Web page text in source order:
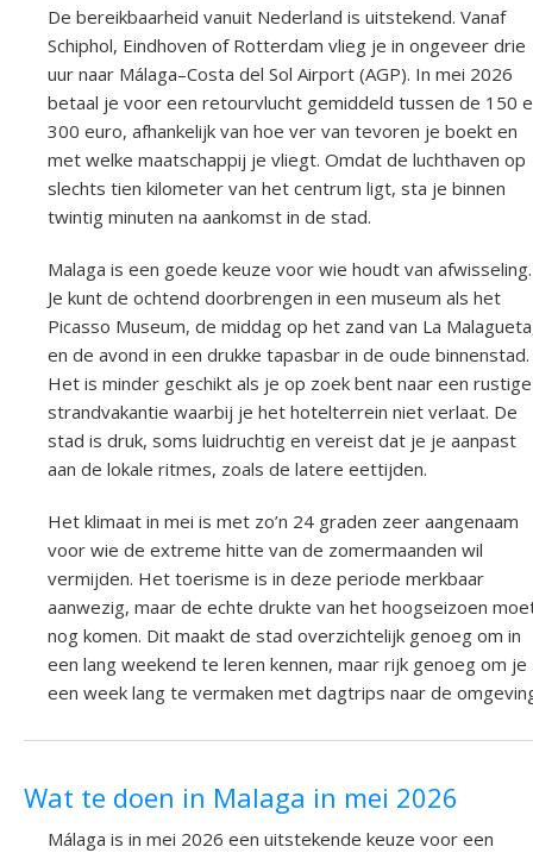
De bereikbaarheid vanuit Nederland is uitstekend. Vanaf
Schiphol, Eindhoven of Rotterdam vlieg je in ongeveer drie
uur naar Málaga–Costa del Sol Airport (AGP). In mei 2026
betaal je voor een retourvlucht gemiddeld tussen de 150
300 euro, afhankelijk van hoe ver van tevoren je boekt en
met welke maatschappij je vliegt. Omdat de luchthaven op
slechts tien kilometer van het centrum ligt, sta je binnen
twintig minuten na aankomst in de stad.
Malaga is een goede keuze voor wie houdt van afwisseling.
Je kunt de ochtend doorbrengen in een museum als het
Picasso Museum, de middag op het zand van La
en de avond in een drukke tapasbar in de oude binnenstad.
Het is minder geschikt als je op zoek bent naar een rustige
strandvakantie waarbij je het hotelterrein niet verlaat. De
stad is druk, soms luidruchtig en vereist dat je je aanpast
aan de lokale ritmes, zoals de latere eettijden.
Het klimaat in mei is met zo’n 24 graden zeer aangenaam
voor wie de extreme hitte van de zomermaanden wil
vermijden. Het toerisme is in deze periode merkbaar
aanwezig, maar de echte drukte van het hoogseizoen
nog komen. Dit maakt de stad overzichtelijk genoeg om in
een lang weekend te leren kennen, maar rijk genoeg om je
een week lang te vermaken met dagtrips naar de
Wat te doen in Malaga in mei 2026
Málaga is in mei 2026 een uitstekende keuze voor een